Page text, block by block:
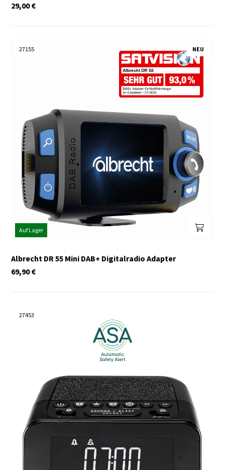
€
29,00
NEU
27155
Auf Lager
Albrecht DR 55 Mini DAB+ Digitalradio Adapter
€
69,90
27453